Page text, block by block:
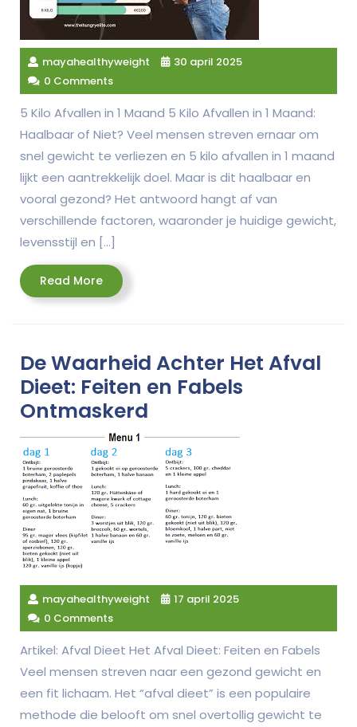
mayahealthyweight
30 april 2025
0 Comments
5 Kilo Afvallen in 1 Maand 5 Kilo Afvallen in 1 Maand:
Haalbaar of Niet? Veel mensen streven ernaar om
snel gewicht te verliezen en 5 kilo afvallen in 1 maand
lijkt een aantrekkelijk doel. Maar is dit haalbaar en
vooral gezond? Het antwoord hangt af van
verschillende factoren, waaronder je huidige gewicht,
levensstijl en […]
Read MoreRead
More
De Waarheid Achter Het Afval
Dieet: Feiten en Fabels
Ontmaskerd
mayahealthyweight
17 april 2025
0 Comments
Artikel: Afval Dieet Het Afval Dieet: Feiten en Fabels
Veel mensen streven naar een gezond gewicht en
een fit lichaam. Het “afval dieet” is een populaire
methode die belooft om snel overtollig gewicht te